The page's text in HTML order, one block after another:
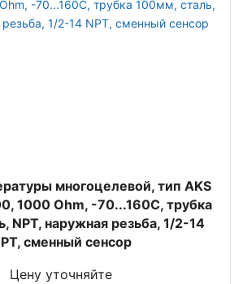
многоцелевой, тип AKS
1000 Ohm, -70...160C, трубка
NPT, наружная резьба, 1/2-14
сменный сенсор
Цену уточняйте